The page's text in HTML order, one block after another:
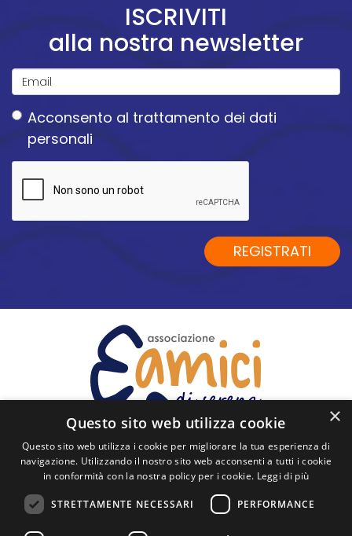
ISCRIVITI
alla nostra newsletter
*
Acconsento al trattamento dei dati
personali
Acconsento
trattamento
dei
dati
personali
REGISTRATI
SEGUICI
Via Cavour, 60 - 26900 Lodi
×
Questo sito web utilizza cookie
Questo sito web utilizza i cookie per migliorare la tua esperienza di
navigazione. Utilizzando il nostro sito web acconsenti a tutti i cookie
in conformità con la nostra policy per i cookie. Leggi di più
STRETTAMENTE NECESSARI PERFORMANCE